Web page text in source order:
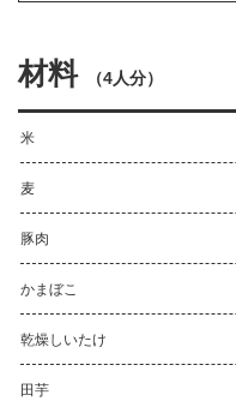
材料 （4人分）
米
麦
豚肉
かまぼこ
乾燥しいたけ
田芋